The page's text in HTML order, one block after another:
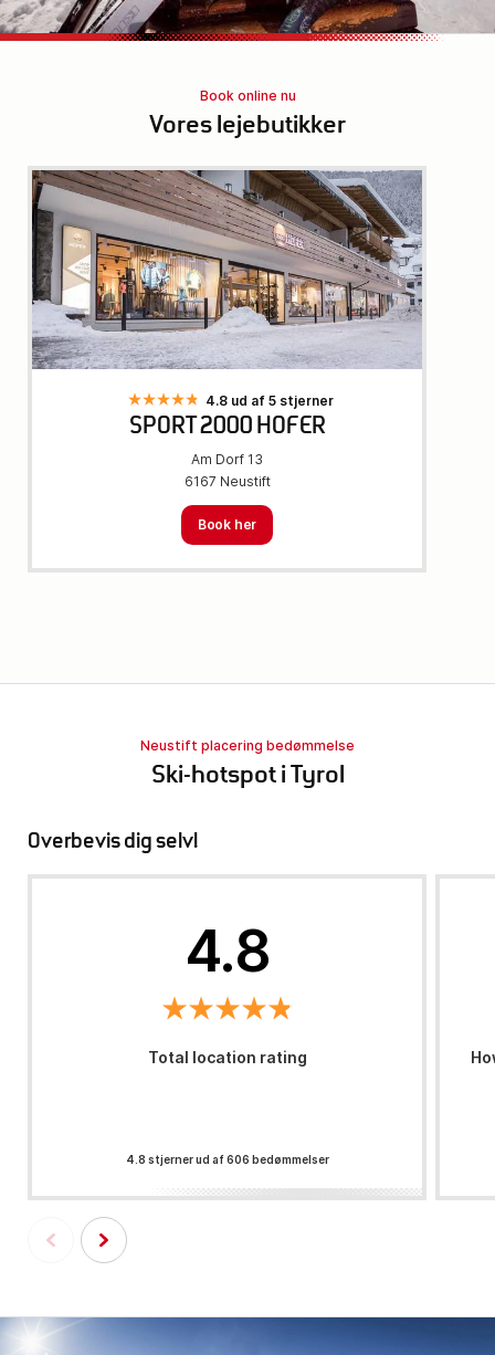
Book online nu
Vores lejebutikker
4.8 ud af 5 stjerner
SPORT 2000 HOFER
Am Dorf 13
6167 Neustift
Book her
Neustift placering bedømmelse
Ski-hotspot i Tyrol
Overbevis dig selv!
4.8
Total location rating
4.8 stjerner ud af 606 bedømmelser